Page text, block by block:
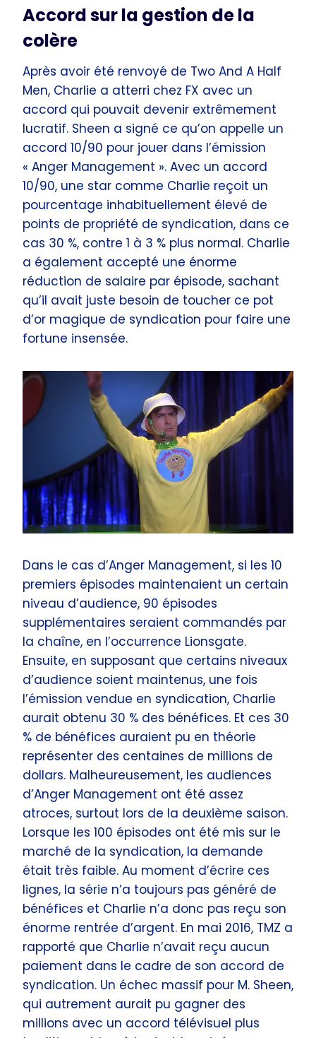
Accord sur la gestion de la
colère
Après avoir été renvoyé de Two And A Half
Men, Charlie a atterri chez FX avec un
accord qui pouvait devenir extrêmement
lucratif. Sheen a signé ce qu’on appelle un
accord 10/90 pour jouer dans l’émission
« Anger Management ». Avec un accord
10/90, une star comme Charlie reçoit un
pourcentage inhabituellement élevé de
points de propriété de syndication, dans ce
cas 30 %, contre 1 à 3 % plus normal. Charlie
a également accepté une énorme
réduction de salaire par épisode, sachant
qu’il avait juste besoin de toucher ce pot
d’or magique de syndication pour faire une
fortune insensée.
Dans le cas d’Anger Management, si les 10
premiers épisodes maintenaient un certain
niveau d’audience, 90 épisodes
supplémentaires seraient commandés par
la chaîne, en l’occurrence Lionsgate.
Ensuite, en supposant que certains niveaux
d’audience soient maintenus, une fois
l’émission vendue en syndication, Charlie
aurait obtenu 30 % des bénéfices. Et ces 30
% de bénéfices auraient pu en théorie
représenter des centaines de millions de
dollars. Malheureusement, les audiences
d’Anger Management ont été assez
atroces, surtout lors de la deuxième saison.
Lorsque les 100 épisodes ont été mis sur le
marché de la syndication, la demande
était très faible. Au moment d’écrire ces
lignes, la série n’a toujours pas généré de
bénéfices et Charlie n’a donc pas reçu son
énorme rentrée d’argent. En mai 2016, TMZ a
rapporté que Charlie n’avait reçu aucun
paiement dans le cadre de son accord de
syndication. Un échec massif pour M. Sheen,
qui autrement aurait pu gagner des
millions avec un accord télévisuel plus